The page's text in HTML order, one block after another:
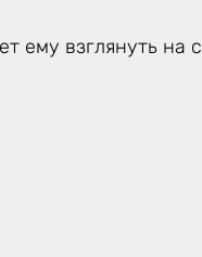
ему взглянуть